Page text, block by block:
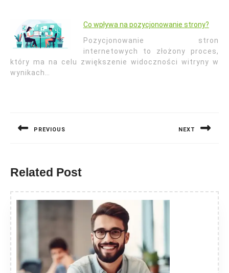
Co wpływa na pozycjonowanie strony?
Pozycjonowanie stron
internetowych to złożony proces,
który ma na celu zwiększenie widoczności witryny w
wynikach…
PREVIOUS NEXT
Related Post